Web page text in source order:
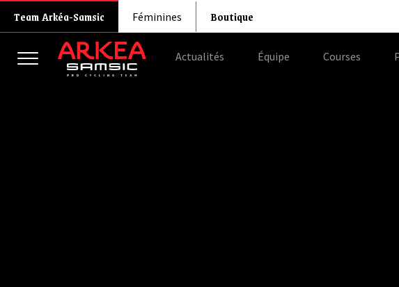
Team Arkéa-Samsic Féminines Boutique
Actualités Équipe Courses